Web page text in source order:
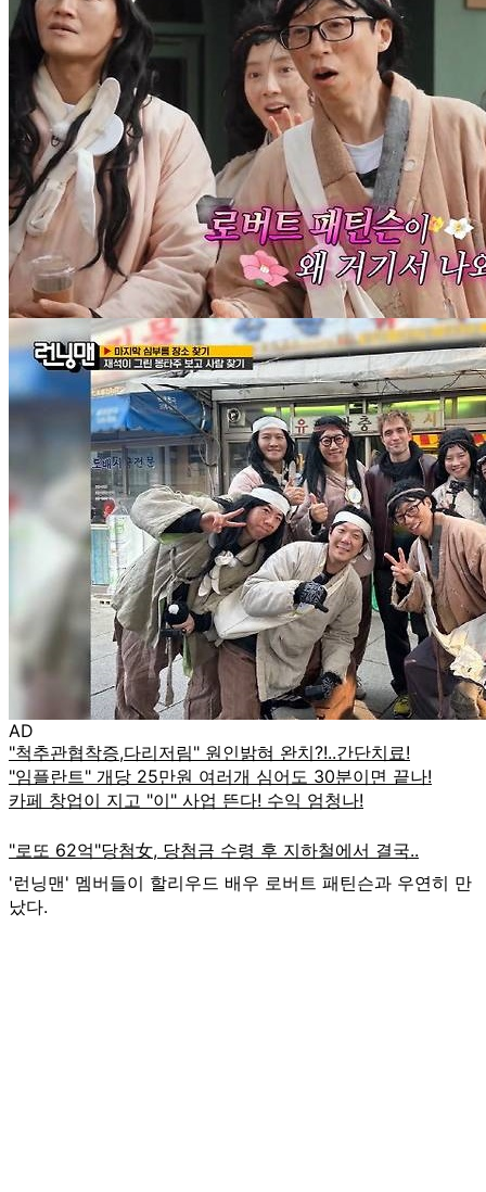
AD
'런닝맨' 멤버들이 할리우드 배우 로버트 패틴슨과 우연히 만
났다.